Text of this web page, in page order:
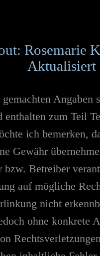
Rosemarie
Aktualisiert
Angaben
enthalten zum Teil
ich bemerken,
Gewähr
Betreiber
auf mögliche
nicht
ohne konkrete